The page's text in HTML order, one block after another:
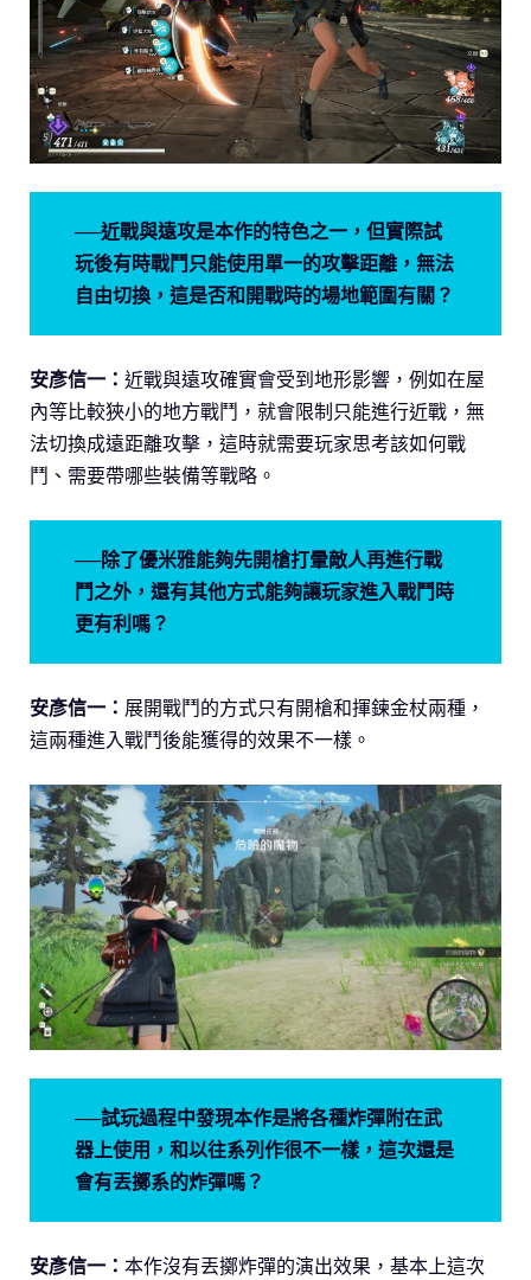
──近戰與遠攻是本作的特色之一，但實際試
玩後有時戰鬥只能使用單一的攻擊距離，無法
自由切換，這是否和開戰時的場地範圍有關？
安彥信一： 近戰與遠攻確實會受到地形影響，例如在屋
內等比較狹小的地方戰鬥，就會限制只能進行近戰，無
法切換成遠距離攻擊，這時就需要玩家思考該如何戰
鬥、需要帶哪些裝備等戰略。
──除了優米雅能夠先開槍打暈敵人再進行戰
鬥之外，還有其他方式能夠讓玩家進入戰鬥時
更有利嗎？
安彥信一： 展開戰鬥的方式只有開槍和揮鍊金杖兩種，
這兩種進入戰鬥後能獲得的效果不一樣。
──試玩過程中發現本作是將各種炸彈附在武
器上使用，和以往系列作很不一樣，這次還是
會有丟擲系的炸彈嗎？
安彥信一： 本作沒有丟擲炸彈的演出效果，基本上這次